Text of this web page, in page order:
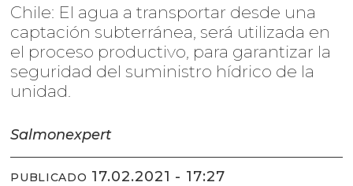
Chile: El agua a transportar desde una
captación subterránea, será utilizada en
el proceso productivo, para garantizar la
seguridad del suministro hídrico de la
unidad.
Salmonexpert
PUBLICADO 17.02.2021 - 17:27